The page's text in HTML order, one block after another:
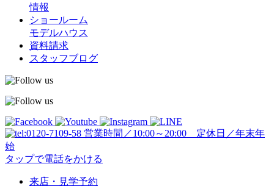
情報
ショールーム
モデルハウス
資料請求
スタッフブログ
営業時間／10:00～20:00 定休日／年末年
始
タップで電話をかける
来店・見学予約